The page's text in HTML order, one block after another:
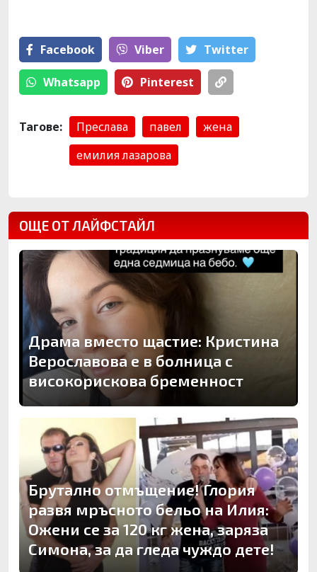
Facebook Viber Тwitter
Whatsapp Pinterest
Тагове: Преслава павел
жена
емилия лазарова
ОЩЕ ОТ ЛАЙФСТАЙЛ
Драма вместо щастие: Кристина
Верославова е в болница с
високорискова бременност
Брутално отмъщение! Глория
развя мръсното бельо на Илия:
Ожени се за 120 кг жена, заряза
Симона, за да гледа чуждо дете!